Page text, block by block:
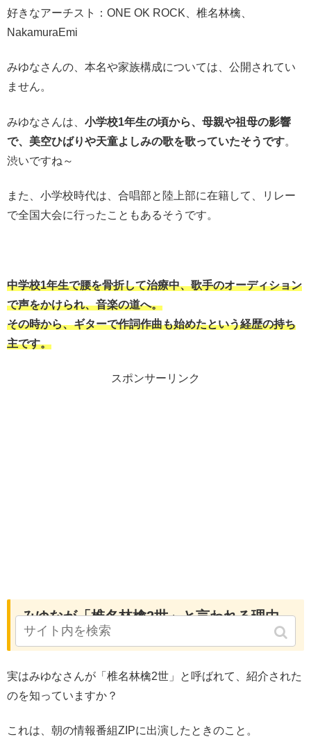
好きなアーチスト：ONE OK ROCK、椎名林檎、
NakamuraEmi
みゆなさんの、本名や家族構成については、公開されてい
ません。
みゆなさんは、 小学校1年生の頃から、母親や祖母の影響
で、美空ひばりや天童よしみの歌を歌っていたそうです。
渋いですね～
また、小学校時代は、合唱部と陸上部に在籍して、リレー
で全国大会に行ったこともあるそうです。
中学校1年生で腰を骨折して治療中、歌手のオーディション
で声をかけられ、音楽の道へ。
その時から、ギターで作詞作曲も始めたという経歴の持ち
主です。
スポンサーリンク
みゆなが「椎名林檎2世」と言われる理由
は？
実はみゆなさんが「椎名林檎2世」と呼ばれて、紹介された
のを知っていますか？
これは、朝の情報番組ZIPに出演したときのこと。